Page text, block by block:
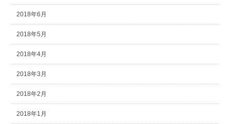
2018年6月
2018年5月
2018年4月
2018年3月
2018年2月
2018年1月